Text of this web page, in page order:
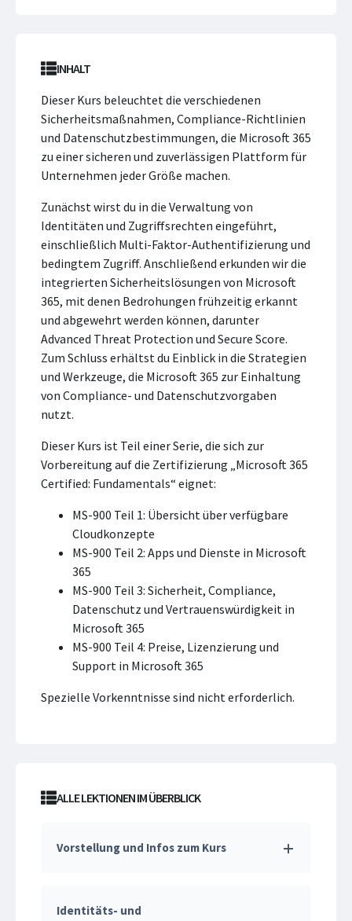
INHALT
Dieser Kurs beleuchtet die verschiedenen
Sicherheitsmaßnahmen, Compliance-Richtlinien
und Datenschutzbestimmungen, die Microsoft 365
zu einer sicheren und zuverlässigen Plattform für
Unternehmen jeder Größe machen.
Zunächst wirst du in die Verwaltung von
Identitäten und Zugriffsrechten eingeführt,
einschließlich Multi-Faktor-Authentifizierung und
bedingtem Zugriff. Anschließend erkunden wir die
integrierten Sicherheitslösungen von Microsoft
365, mit denen Bedrohungen frühzeitig erkannt
und abgewehrt werden können, darunter
Advanced Threat Protection und Secure Score.
Zum Schluss erhältst du Einblick in die Strategien
und Werkzeuge, die Microsoft 365 zur Einhaltung
von Compliance- und Datenschutzvorgaben
nutzt.
Dieser Kurs ist Teil einer Serie, die sich zur
Vorbereitung auf die Zertifizierung „Microsoft 365
Certified: Fundamentals“ eignet:
MS-900 Teil 1: Übersicht über verfügbare
Cloudkonzepte
MS-900 Teil 2: Apps und Dienste in Microsoft
365
MS-900 Teil 3: Sicherheit, Compliance,
Datenschutz und Vertrauenswürdigkeit in
Microsoft 365
MS-900 Teil 4: Preise, Lizenzierung und
Support in Microsoft 365
Spezielle Vorkenntnisse sind nicht erforderlich.
ALLE LEKTIONEN IM ÜBERBLICK
Vorstellung und Infos zum Kurs
Identitäts- und